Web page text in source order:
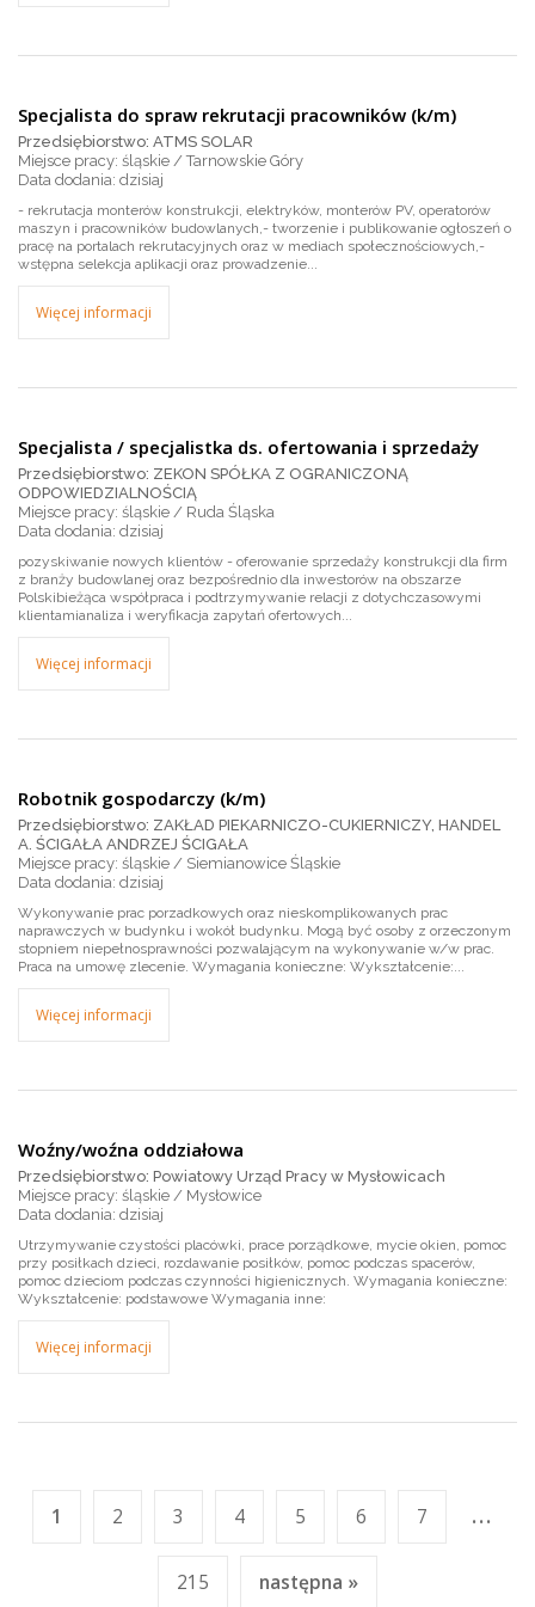
Specjalista do spraw rekrutacji pracowników (k/m)
Przedsiębiorstwo: ATMS SOLAR
Miejsce pracy: śląskie / Tarnowskie Góry
dzisiaj
- rekrutacja monterów konstrukcji, elektryków, monterów PV, operatorów
maszyn i pracowników budowlanych,- tworzenie i publikowanie ogłoszeń o
pracę na portalach rekrutacyjnych oraz w mediach społecznościowych,-
wstępna selekcja aplikacji oraz prowadzenie...
Więcej informacji
Specjalista / specjalistka ds. ofertowania i sprzedaży
Przedsiębiorstwo: ZEKON SPÓŁKA Z OGRANICZONĄ
ODPOWIEDZIALNOŚCIĄ
Miejsce pracy: śląskie / Ruda Śląska
dzisiaj
pozyskiwanie nowych klientów - oferowanie sprzedaży konstrukcji dla firm
z branży budowlanej oraz bezpośrednio dla inwestorów na obszarze
Polskibieżąca współpraca i podtrzymywanie relacji z dotychczasowymi
klientamianaliza i weryfikacja zapytań ofertowych...
Więcej informacji
Robotnik gospodarczy (k/m)
Przedsiębiorstwo: ZAKŁAD PIEKARNICZO-CUKIERNICZY, HANDEL
A. ŚCIGAŁA ANDRZEJ ŚCIGAŁA
Miejsce pracy: śląskie / Siemianowice Śląskie
dzisiaj
Wykonywanie prac porzadkowych oraz nieskomplikowanych prac
naprawczych w budynku i wokół budynku. Mogą być osoby z orzeczonym
stopniem niepełnosprawności pozwalającym na wykonywanie w/w prac.
Praca na umowę zlecenie. Wymagania konieczne: Wykształcenie:...
Więcej informacji
Woźny/woźna oddziałowa
Przedsiębiorstwo: Powiatowy Urząd Pracy w Mysłowicach
Miejsce pracy: śląskie / Mysłowice
dzisiaj
Utrzymywanie czystości placówki, prace porządkowe, mycie okien, pomoc
przy posiłkach dzieci, rozdawanie posiłków, pomoc podczas spacerów,
pomoc dzieciom podczas czynności higienicznych. Wymagania konieczne:
Wykształcenie: podstawowe Wymagania inne:
Więcej informacji
1 2 3 4 5 6 7 ...
215 następna »